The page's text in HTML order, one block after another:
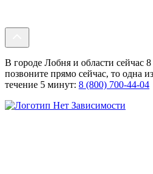
В городе Лобня и области сейчас
позвоните прямо сейчас, то одна
течение 5 минут: 8 (800) 700-44-04